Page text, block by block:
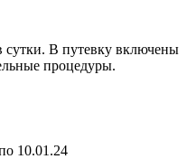
сутки. В путевку включены
процедуры.
10.01.24